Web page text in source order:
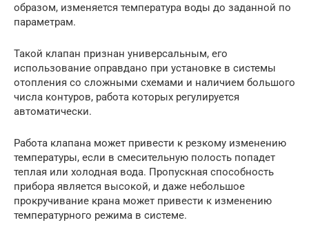
образом, изменяется температура воды до заданной по
параметрам.
Такой клапан признан универсальным, его
использование оправдано при установке в системы
отопления со сложными схемами и наличием большого
числа контуров, работа которых регулируется
автоматически.
Работа клапана может привести к резкому изменению
температуры, если в смесительную полость попадет
теплая или холодная вода. Пропускная способность
прибора является высокой, и даже небольшое
прокручивание крана может привести к изменению
температурного режима в системе.